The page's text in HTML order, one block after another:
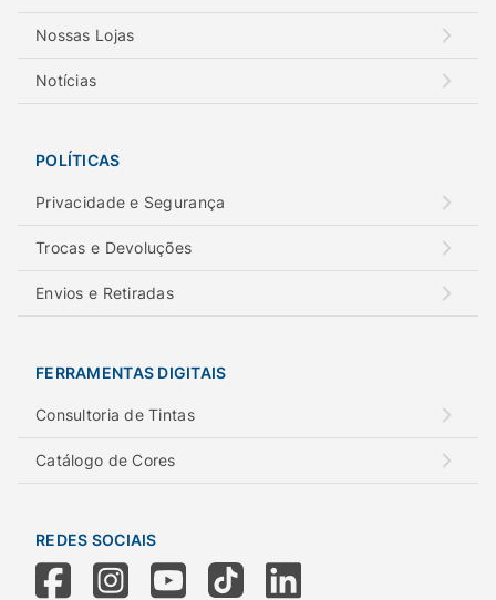
Nossas Lojas
Notícias
POLÍTICAS
Privacidade e Segurança
Trocas e Devoluções
Envios e Retiradas
FERRAMENTAS DIGITAIS
Consultoria de Tintas
Catálogo de Cores
REDES SOCIAIS